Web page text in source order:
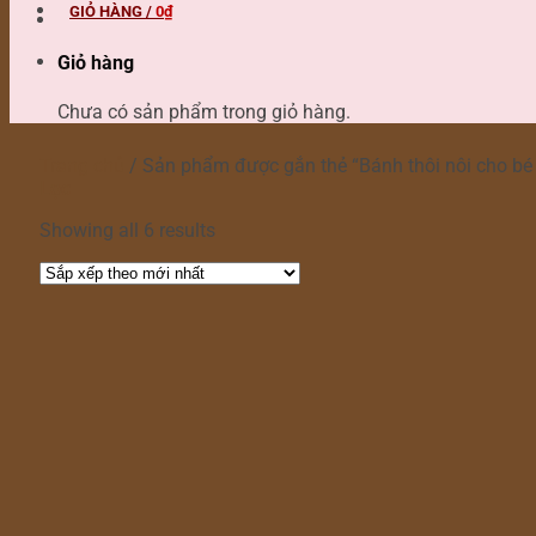
GIỎ HÀNG / 0₫
Giỏ hàng
Chưa có sản phẩm trong giỏ hàng.
/ Sản phẩm được gắn thẻ “Bánh thôi nôi cho bé
Showing all 6 results